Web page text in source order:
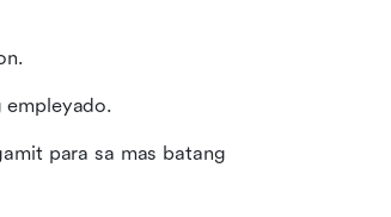
para sa mas batang